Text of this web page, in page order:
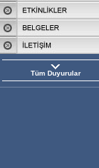
Tüm Duyurular